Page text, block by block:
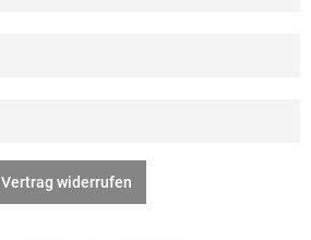
Vertrag widerrufen